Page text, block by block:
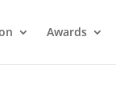
Awards